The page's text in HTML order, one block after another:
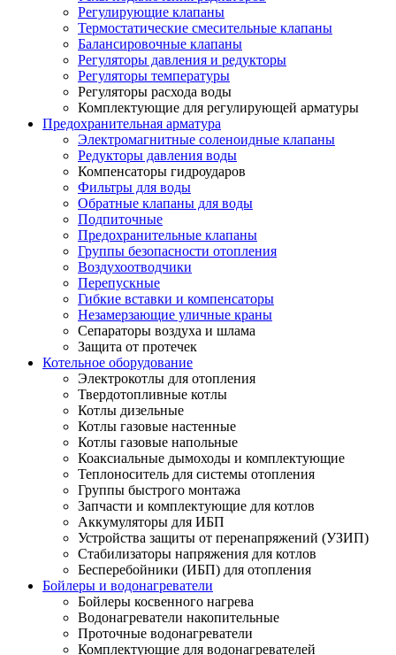
Регулирующие клапаны
Термостатические смесительные клапаны
Балансировочные клапаны
Регуляторы давления и редукторы
Регуляторы температуры
Регуляторы расхода воды
Комплектующие для регулирующей арматуры
Предохранительная арматура
Электромагнитные соленоидные клапаны
Редукторы давления воды
Компенсаторы гидроударов
Фильтры для воды
Обратные клапаны для воды
Подпиточные
Предохранительные клапаны
Группы безопасности отопления
Воздухоотводчики
Перепускные
Гибкие вставки и компенсаторы
Незамерзающие уличные краны
Сепараторы воздуха и шлама
Защита от протечек
Котельное оборудование
Электрокотлы для отопления
Твердотопливные котлы
Котлы дизельные
Котлы газовые настенные
Котлы газовые напольные
Коаксиальные дымоходы и комплектующие
Теплоноситель для системы отопления
Группы быстрого монтажа
Запчасти и комплектующие для котлов
Аккумуляторы для ИБП
Устройства защиты от перенапряжений (УЗИП)
Стабилизаторы напряжения для котлов
Бесперебойники (ИБП) для отопления
Бойлеры и водонагреватели
Бойлеры косвенного нагрева
Водонагреватели накопительные
Проточные водонагреватели
Комплектующие для водонагревателей